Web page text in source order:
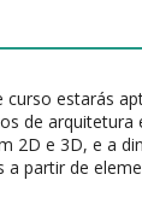
curso estarás
de arquitetura
2D e 3D, e a
partir de